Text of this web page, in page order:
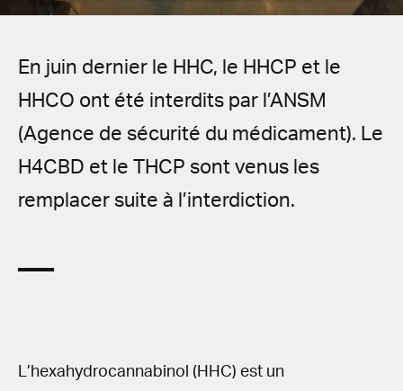
Czech
Polish
En juin dernier le HHC, le HHCP et le
HHCO ont été interdits par l’ANSM
(Agence de sécurité du médicament). Le
H4CBD et le THCP sont venus les
remplacer suite à l’interdiction.
L’hexahydrocannabinol (HHC) est un